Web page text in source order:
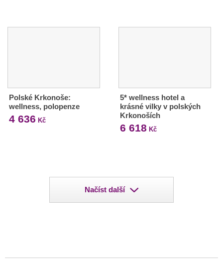
Polské Krkonoše:
wellness, polopenze
4 636 Kč
5* wellness hotel a
krásné vilky v polských
Krkonoších
6 618 Kč
Načíst další